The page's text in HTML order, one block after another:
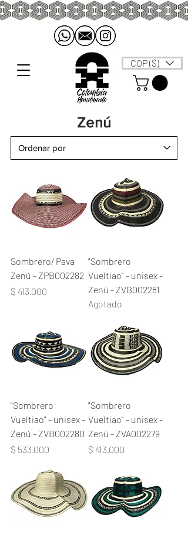
COP ($)
Zenú
Sombrero/ Pava
Zenú - ZPB002282
Precio
$ 413.000
"Sombrero
Vueltiao" - unisex -
Zenú - ZVB002281
Agotado
"Sombrero
Vueltiao" - unisex -
Zenú - ZVB002280
Precio
$ 533.000
"Sombrero
Vueltiao" - unisex -
Zenú - ZVA002279
Precio
$ 413.000